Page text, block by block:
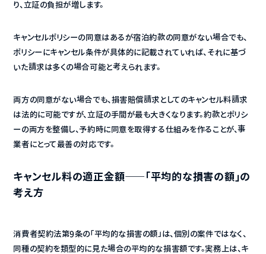
り、立証の負担が増します。
キャンセルポリシーの同意はあるが宿泊約款の同意がない場合でも、
ポリシーにキャンセル条件が具体的に記載されていれば、それに基づ
いた請求は多くの場合可能と考えられます。
両方の同意がない場合でも、損害賠償請求としてのキャンセル料請求
は法的に可能ですが、立証の手間が最も大きくなります。約款とポリシ
ーの両方を整備し、予約時に同意を取得する仕組みを作ることが、事
業者にとって最善の対応です。
キャンセル料の適正金額——「平均的な損害の額」の
考え方
消費者契約法第9条の「平均的な損害の額」は、個別の案件ではなく、
同種の契約を類型的に見た場合の平均的な損害額です。実務上は、キ